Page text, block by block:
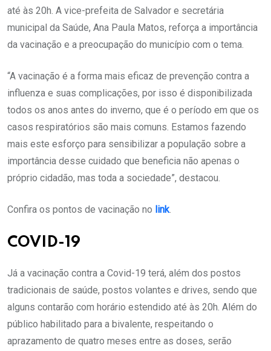
até às 20h. A vice-prefeita de Salvador e secretária
municipal da Saúde, Ana Paula Matos, reforça a importância
da vacinação e a preocupação do município com o tema.
“A vacinação é a forma mais eficaz de prevenção contra a
influenza e suas complicações, por isso é disponibilizada
todos os anos antes do inverno, que é o período em que os
casos respiratórios são mais comuns. Estamos fazendo
mais este esforço para sensibilizar a população sobre a
importância desse cuidado que beneficia não apenas o
próprio cidadão, mas toda a sociedade”, destacou.
Confira os pontos de vacinação no link
COVID-19
Já a vacinação contra a Covid-19 terá, além dos postos
tradicionais de saúde, postos volantes e drives, sendo que
alguns contarão com horário estendido até às 20h. Além do
público habilitado para a bivalente, respeitando o
aprazamento de quatro meses entre as doses, serão